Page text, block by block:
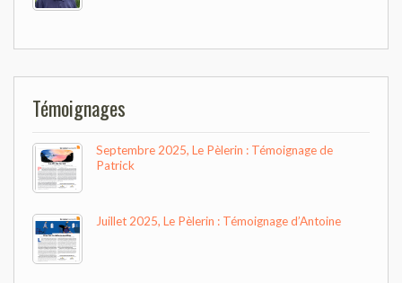
Témoignages
Septembre 2025, Le Pèlerin : Témoignage de
Patrick
Juillet 2025, Le Pèlerin : Témoignage d’Antoine